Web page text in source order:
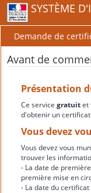
SYSTÈME
Demande de
Avant de
Présentation
Ce service gratuitet
d'obtenir un
Vous devez
Vous devez vous
trouver les
- La date de
première mise en
- La date du